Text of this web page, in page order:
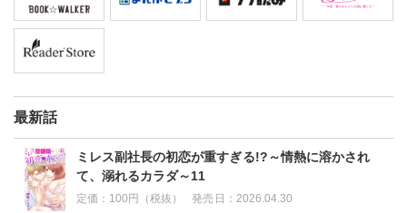
最新話
ミレス副社長の初恋が重すぎる!?～情熱に溶かされ
て、溺れるカラダ～11
定価： 100円（税抜） 発売日： 2026.04.30